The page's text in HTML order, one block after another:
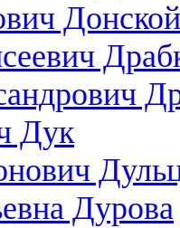
Донской
Дук
Дурова